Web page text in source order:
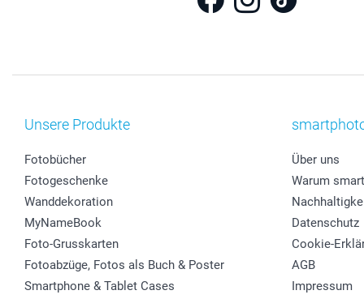
Unsere Produkte
Fotobücher
Fotogeschenke
Wanddekoration
MyNameBook
Foto-Grusskarten
Fotoabzüge, Fotos als Buch & Poster
Smartphone & Tablet Cases
Über uns
Warum
Datenschutz
Cookie-
AGB
Impressum